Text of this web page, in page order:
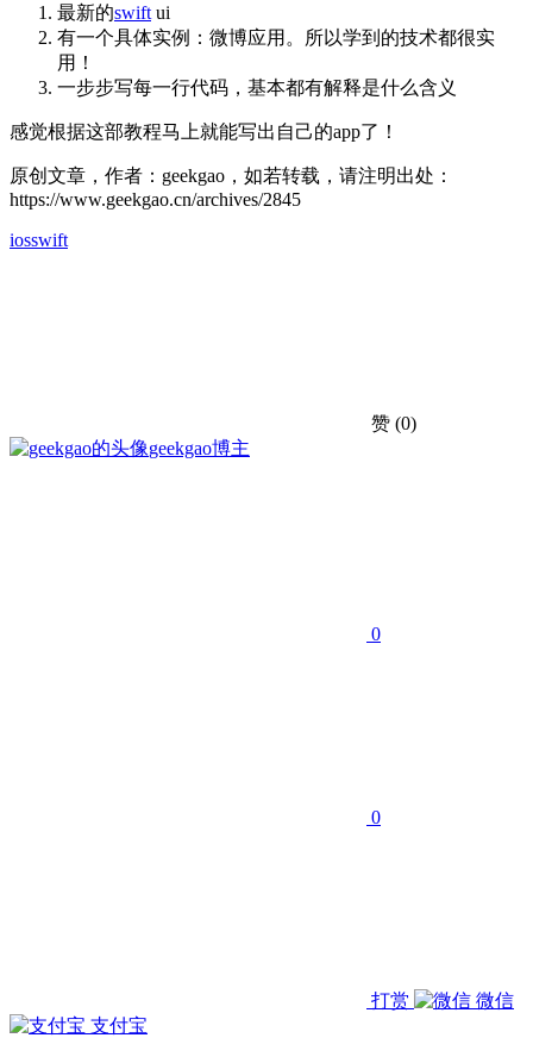
最新的swift ui
有一个具体实例：微博应用。所以学到的技术都很实
用！
一步步写每一行代码，基本都有解释是什么含义
感觉根据这部教程马上就能写出自己的app了！
原创文章，作者：geekgao，如若转载，请注明出处：
https://www.geekgao.cn/archives/2845
iosswift
赞 (0)
geekgao博主
0
0
打赏
微信
支付宝